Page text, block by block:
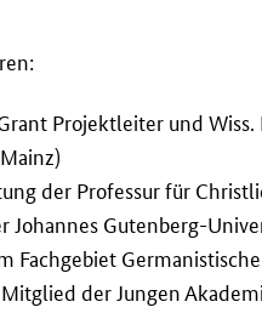
Projektleiter und
)
der Professur für
Johannes Gutenberg-
Fachgebiet
der Jungen